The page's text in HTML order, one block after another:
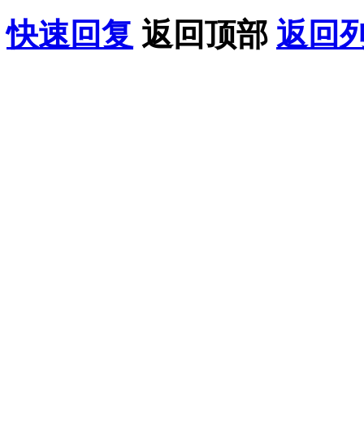
快速回复 返回顶部 返回